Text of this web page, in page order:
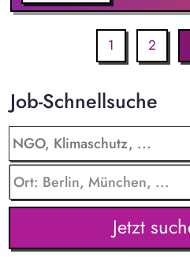
1 2
Job-Schnellsuche
Jetzt